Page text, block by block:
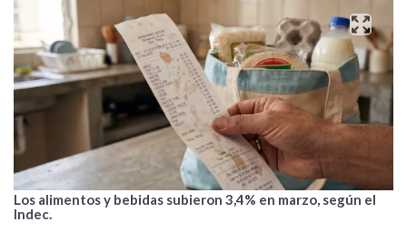
Los alimentos y bebidas subieron 3,4% en marzo, según el
Indec.